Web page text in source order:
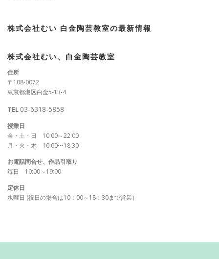
株式会社むい 白金陶芸教室の最新情報
株式会社むい、白金陶芸教室
住所
〒108-0072
東京都港区白金5-13-4
TEL 03-6318-5858
授業日
金・土・日 10:00～22:00
月・火・木 10:00〜18:30
お電話問合せ、作品引取り
毎日 10:00～19:00
定休日
水曜日 (祝日の場合は10：00～18：30まで営業）